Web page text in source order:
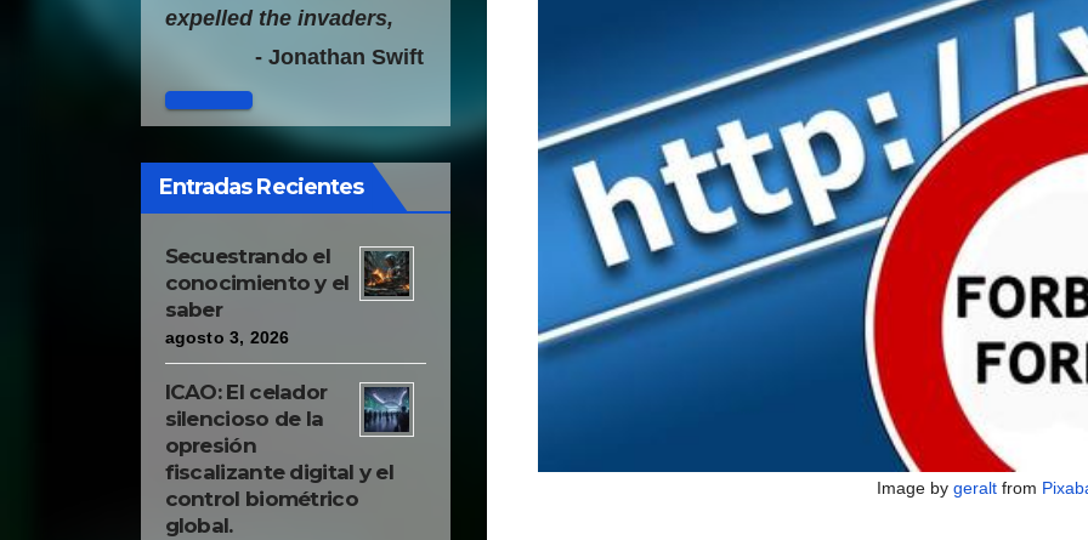
expelled the invaders,
seizes the dominions on
his own, and kills,
imprisons or banishes
the prince whom he went
to remedy."
- Jonathan Swift
Entradas Recientes
Secuestrando el
conocimiento y el
saber
agosto 3, 2026
ICAO: El celador
silencioso de la
opresión
fiscalizante digital y el
control biométrico
global.
Image by geraltfrom